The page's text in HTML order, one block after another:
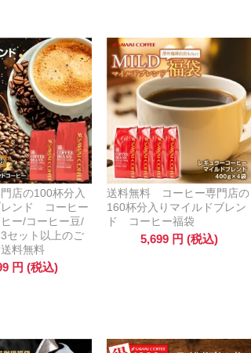
店の100杯分入
レンド コーヒー
ー/コーヒー豆/
セット以上のご
料無料
円 (税込)
送料無料 コーヒー専門店の
160杯分入りマイルドブレン
ド コーヒー福袋
5,699 円 (税込)